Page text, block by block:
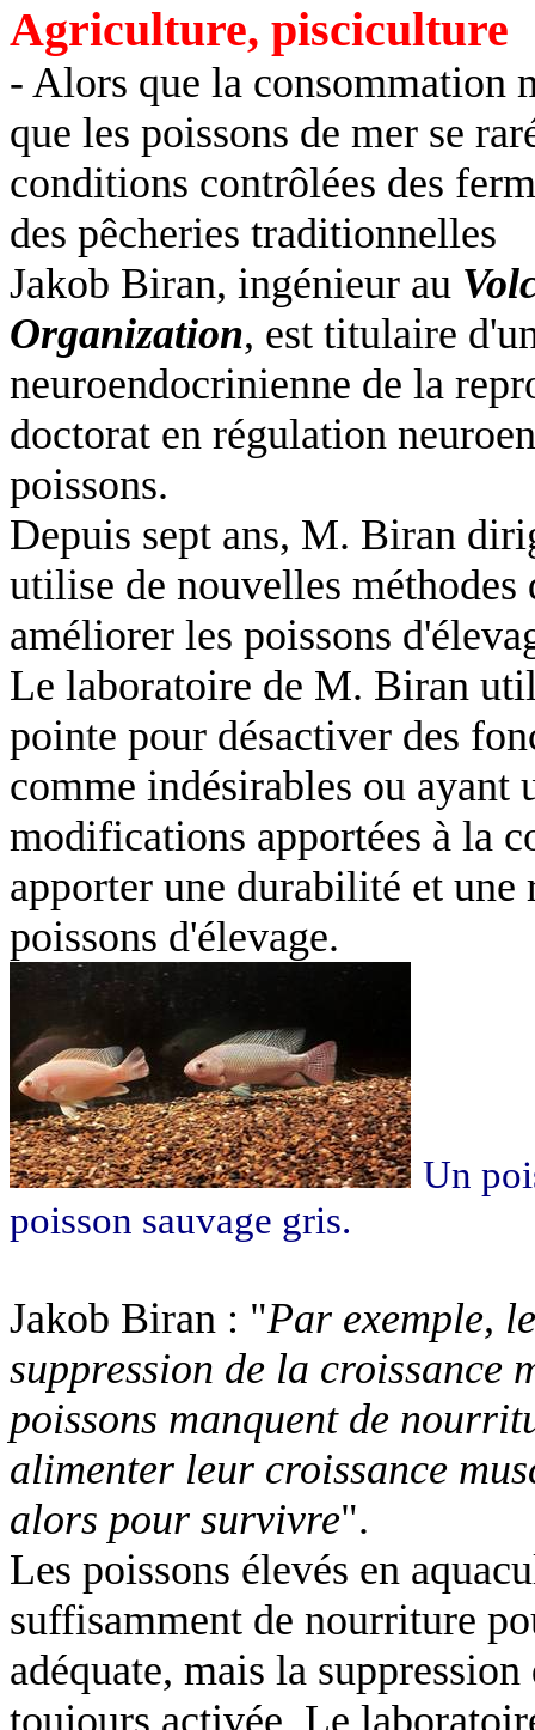
Agriculture, pisciculture
- Alors que la consommation
que les poissons de mer se
conditions contrôlées des
des pêcheries traditionnelles
Jakob Biran, ingénieur au
Organization, est titulaire
neuroendocrinienne de la
doctorat en régulation
poissons.
Depuis sept ans, M. Biran
utilise de nouvelles méthodes
améliorer les poissons
Le laboratoire de M. Biran
pointe pour désactiver des
comme indésirables ou
modifications apportées à la
apporter une durabilité et
poissons d'élevage.
Un
poisson sauvage gris.
Jakob Biran : "Par exemple,
suppression de la croissance
poissons manquent de
alimenter leur croissance
alors pour survivre".
Les poissons élevés en
suffisamment de nourriture
adéquate, mais la
toujours activée. Le